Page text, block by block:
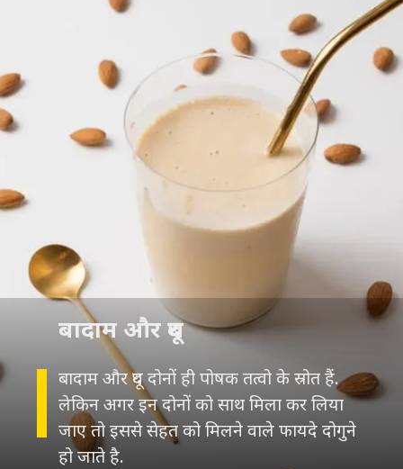
बादाम और दूध दोनों ही पोषक तत्वो के स्रोत हैं.
लेकिन अगर इन दोनों को साथ मिला कर लिया
जाए तो इससे सेहत को मिलने वाले फायदे दोगुने
हो जाते है.
बादाम और दूध